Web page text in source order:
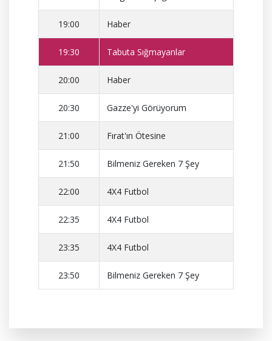
19:00 Haber
19:30 Tabuta Sığmayanlar
20:00 Haber
20:30 Gazze'yi Görüyorum
21:00 Fırat'ın Ötesine
21:50 Bilmeniz Gereken 7 Şey
22:00 4X4 Futbol
22:35 4X4 Futbol
23:35 4X4 Futbol
23:50 Bilmeniz Gereken 7 Şey